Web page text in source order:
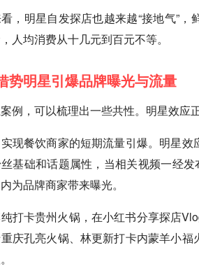
，明星自发探店也越来越“接地气”
人均消费从十几元到百元不等。
势明星引爆品牌曝光与流量
例，可以梳理出一些共性。明星效应
现餐饮商家的短期流量引爆。明星
基础和话题属性，当相关视频一经
为品牌商家带来曝光。
打卡贵州火锅，在小红书分享探店
庆孔亮火锅、林更新打卡内蒙羊小